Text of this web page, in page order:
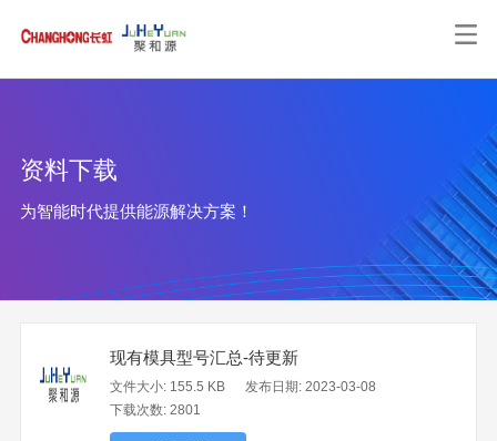
资料下载
为智能时代提供能源解决方案！
现有模具型号汇总-待更新
文件大小: 155.5 KB
发布日期: 2023-03-08
下载次数: 2801